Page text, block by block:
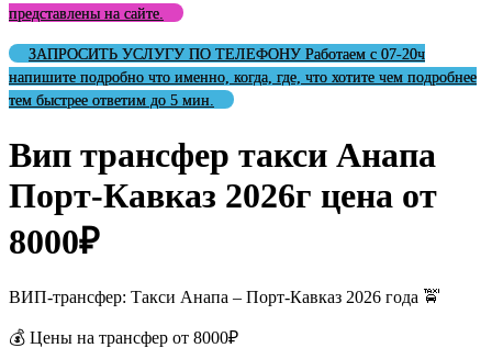
представлены на сайте.
ЗАПРОСИТЬ УСЛУГУ ПО ТЕЛЕФОНУ Работаем с 07-20ч
напишите подробно что именно, когда, где, что хотите чем подробнее
тем быстрее ответим до 5 мин.
Вип трансфер такси Анапа
Порт-Кавказ 2026г цена от
8000₽
ВИП-трансфер: Такси Анапа – Порт-Кавказ 2026 года 🚖
💰 Цены на трансфер от 8000₽